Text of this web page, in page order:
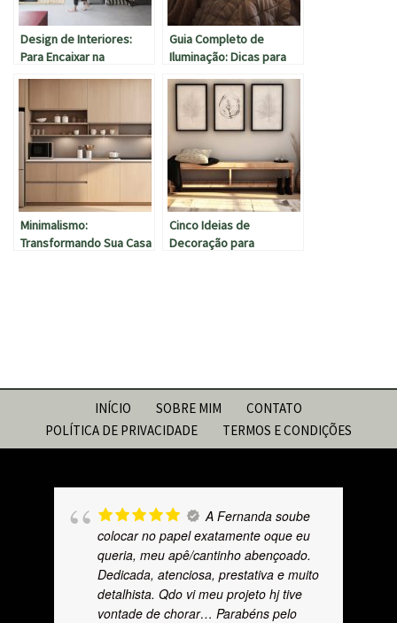
Design de Interiores:
Para Encaixar na
Guia Completo de
Iluminação: Dicas para
Minimalismo:
Transformando Sua Casa
Cinco Ideias de
Decoração para
INÍCIO SOBRE MIM
CONTATO
POLÍTICA DE PRIVACIDADE
TERMOS E CONDIÇÕES
A Fernanda soube
colocar no papel exatamente oque eu
queria, meu apê/cantinho abençoado.
Dedicada, atenciosa, prestativa e muito
detalhista. Qdo vi meu projeto hj tive
vontade de chorar… Parabéns pelo